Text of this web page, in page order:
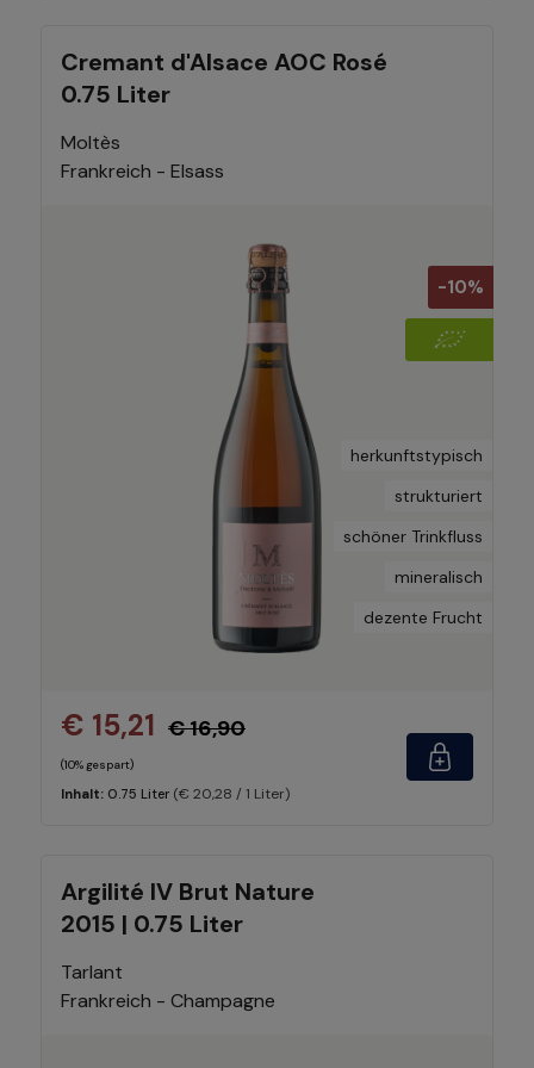
Cremant d'Alsace AOC Rosé
0.75 Liter
Moltès
Frankreich - Elsass
-10%
herkunftstypisch
strukturiert
schöner Trinkfluss
mineralisch
dezente Frucht
€ 15,21 € 16,90
(10% gespart)
Inhalt: 0.75 Liter (€ 20,28 / 1 Liter)
Argilité IV Brut Nature
2015 | 0.75 Liter
Tarlant
Frankreich - Champagne